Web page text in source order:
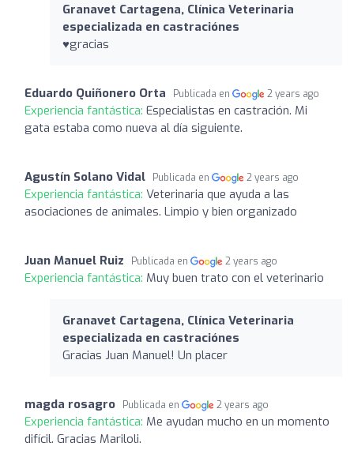
Granavet Cartagena, Clínica Veterinaria
especializada en castraciónes
♥️gracias
Eduardo Quiñonero Orta Publicada en 2 years ago
Experiencia fantástica: Especialistas en castración. Mi
gata estaba como nueva al día siguiente.
Agustín Solano Vidal Publicada en 2 years ago
Experiencia fantástica: Veterinaria que ayuda a las
asociaciones de animales. Limpio y bien organizado
Juan Manuel Ruiz Publicada en 2 years ago
Experiencia fantástica: Muy buen trato con el veterinario
Granavet Cartagena, Clínica Veterinaria
especializada en castraciónes
Gracias Juan Manuel! Un placer
magda rosagro Publicada en 2 years ago
Experiencia fantástica: Me ayudan mucho en un momento
difícil. Gracias Mariloli.